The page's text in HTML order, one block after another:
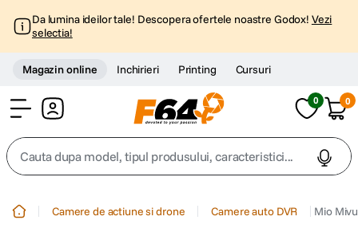
Da lumina ideilor tale! Descopera ofertele noastre Godox! Vezi
selectia!
Magazin online Inchirieri Printing Cursuri
0 0
Cauta dupa model, tipul produsului, caracteristici...
Camere de actiune si drone Camere auto DVR Mio